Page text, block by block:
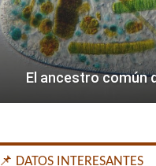
El ancestro común
📌 DATOS INTERESANTES